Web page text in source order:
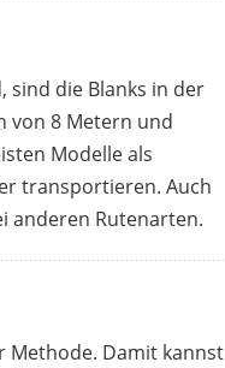
WFT
124,88 €*
sind die Blanks in der
von 8 Metern und
Modelle als
transportieren. Auch
anderen Rutenarten.
Methode. Damit kannst